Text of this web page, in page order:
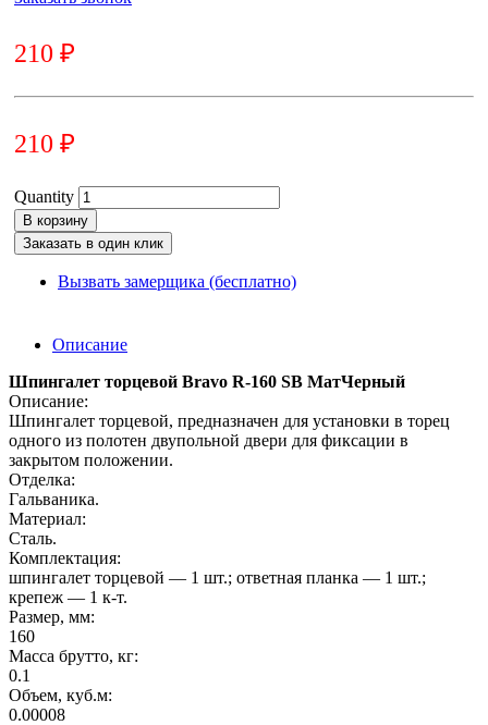
210 ₽
210 ₽
Quantity
В корзину
Заказать в один клик
Вызвать замерщика (бесплатно)
Описание
Шпингалет торцевой Bravo R-160 SB МатЧерный
Описание:
Шпингалет торцевой, предназначен для установки в торец
одного из полотен двупольной двери для фиксации в
закрытом положении.
Отделка:
Гальваника.
Материал:
Сталь.
Комплектация:
шпингалет торцевой — 1 шт.; ответная планка — 1 шт.;
крепеж — 1 к-т.
Размер, мм:
160
Масса брутто, кг:
0.1
Объем, куб.м:
0.00008